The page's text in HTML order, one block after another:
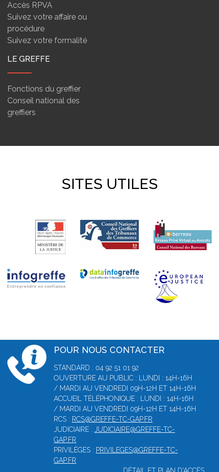
Accès RPVA
Suivez votre affaire ou
procédure
Suivez votre formalité
LE GREFFE
Fonctions du greffier
Conseil national des
greffiers
SITES UTILES
POUR NOUS CONTACTER
STANDARD : 04 92 51 01 92
OUVERTURE AU PUBLIC : LUNDI : 14H-16H
/ MARDI AU VENDREDI 09H-12H ET 14H-16H
ACCUEIL TÉLÉPHONIQUE : LUNDI : 14H-16H
/ MARDI AU VENDREDI 09H-12H ET 14H-16H
RCS : RCS@GREFFE-TC-GAP.FR
JUDICIAIRE : JUDICIAIRE@GREFFE-TC-
GAP.FR
PRIVILÈGES : PRIVILEGES@GREFFE-TC-
GAP.FR